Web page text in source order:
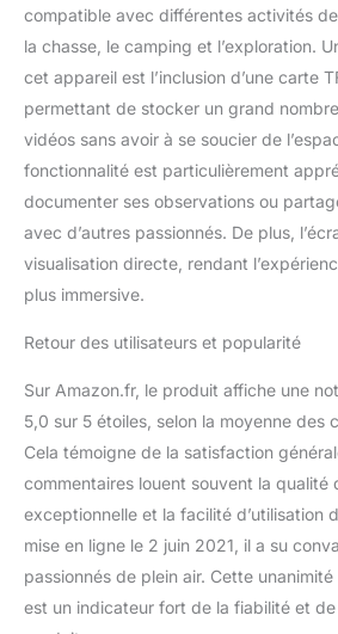
couleur. ★
【
22x14x6
livres /
AA (non
incluse);
jusqu'à
lunettes
ou reliées à
nocturne
vision
3,5X,
7X, grand
2 pouces,
d'objectif
large.
capteur
compatible avec différentes activités
la chasse, le camping et l’exploration.
cet appareil est l’inclusion d’une carte
permettant de stocker un grand
vidéos sans avoir à se soucier de
fonctionnalité est particulièrement
documenter ses observations ou
avec d’autres passionnés. De plus,
visualisation directe, rendant
plus immersive.
Retour des utilisateurs et popularité
Sur Amazon.fr, le produit affiche une
5,0 sur 5 étoiles, selon la moyenne des
Cela témoigne de la satisfaction
commentaires louent souvent la qualité
exceptionnelle et la facilité d’utilisation
mise en ligne le 2 juin 2021, il a su
passionnés de plein air. Cette
est un indicateur fort de la fiabilité et de